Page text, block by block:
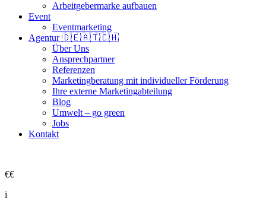
Arbeitgebermarke aufbauen
Event
Eventmarketing
Agentur 🇩🇪🇦🇹🇨🇭
Über Uns
Ansprechpartner
Referenzen
Marketingberatung mit individueller Förderung
Ihre externe Marketingabteilung
Blog
Umwelt – go green
Jobs
Kontakt
€€
i